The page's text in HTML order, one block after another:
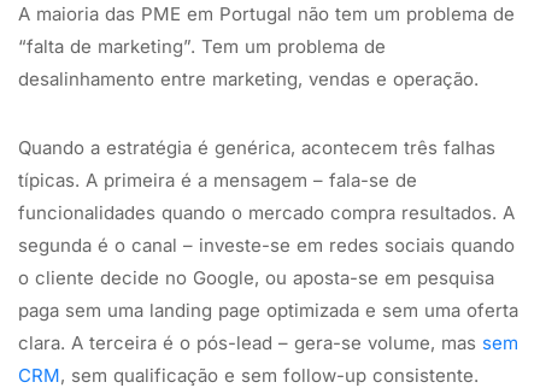
A maioria das PME em Portugal não tem um problema de
“falta de marketing”. Tem um problema de
desalinhamento entre marketing, vendas e operação.
Quando a estratégia é genérica, acontecem três falhas
típicas. A primeira é a mensagem – fala-se de
funcionalidades quando o mercado compra resultados. A
segunda é o canal – investe-se em redes sociais quando
o cliente decide no Google, ou aposta-se em pesquisa
paga sem uma landing page optimizada e sem uma oferta
clara. A terceira é o pós-lead – gera-se volume, mas sem
CRM, sem qualificação e sem follow-up consistente.